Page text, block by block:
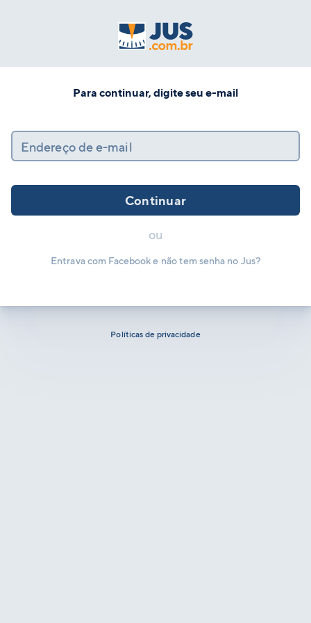
Para continuar, digite seu e-mail
Endereço de e-mail
Continuar
ou
Entrava com Facebook e não tem senha no Jus?
Políticas de privacidade